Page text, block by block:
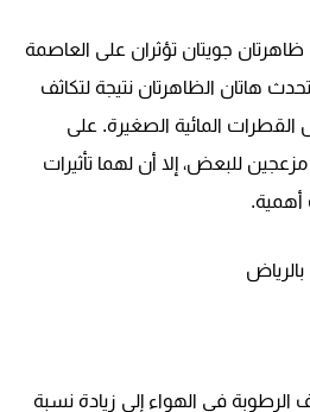
جويتان تؤثران على العاصمة
هاتان الظاهرتان نتيجة لتكاثف
المائية الصغيرة. على
للبعض، إلا أن لهما تأثيرات
أهمية.
الرطوبة في الهواء إلى زيادة نسبة